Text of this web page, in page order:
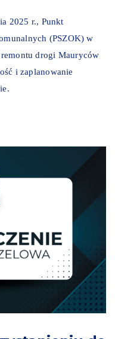
2025 r., Punkt
(PSZOK) w
drogi Mauryców
i zaplanowanie